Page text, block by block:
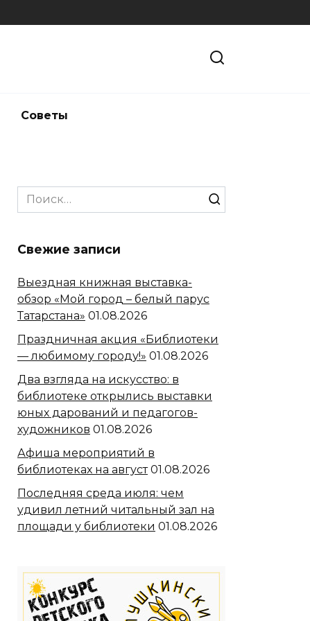
Советы
Search
for:
Свежие записи
Выездная книжная выставка-
обзор «Мой город – белый парус
Татарстана» 01.08.2026
Праздничная акция «Библиотеки
— любимому городу!» 01.08.2026
Два взгляда на искусство: в
библиотеке открылись выставки
юных дарований и педагогов-
художников 01.08.2026
Афиша мероприятий в
библиотеках на август 01.08.2026
Последняя среда июля: чем
удивил летний читальный зал на
площади у библиотеки 01.08.2026